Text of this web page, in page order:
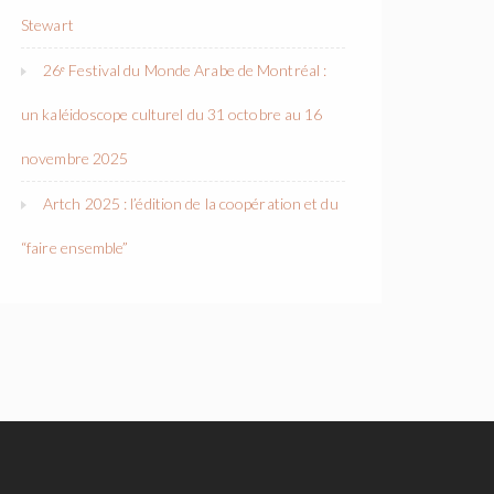
Stewart
26ᵉ Festival du Monde Arabe de Montréal :
un kaléidoscope culturel du 31 octobre au 16
novembre 2025
Artch 2025 : l’édition de la coopération et du
“faire ensemble”